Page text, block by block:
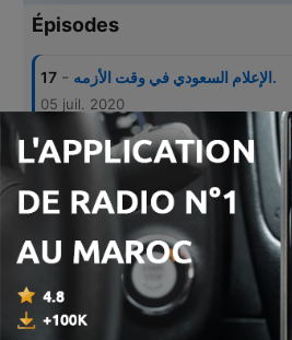
Épisodes
17 - الإعلام السعودي في وقت الأزمه.
05 juil. 2020
16 -
15 الإعلام الجديد " حياة السود مهمة ".
05 juil. 2020
14 -
04 juil. 2020